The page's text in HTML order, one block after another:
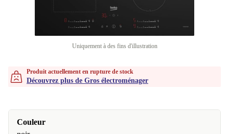
Uniquement à des fins d'illustration
Produit actuellement en rupture de stock
Découvrez plus de Gros électroménager
Couleur